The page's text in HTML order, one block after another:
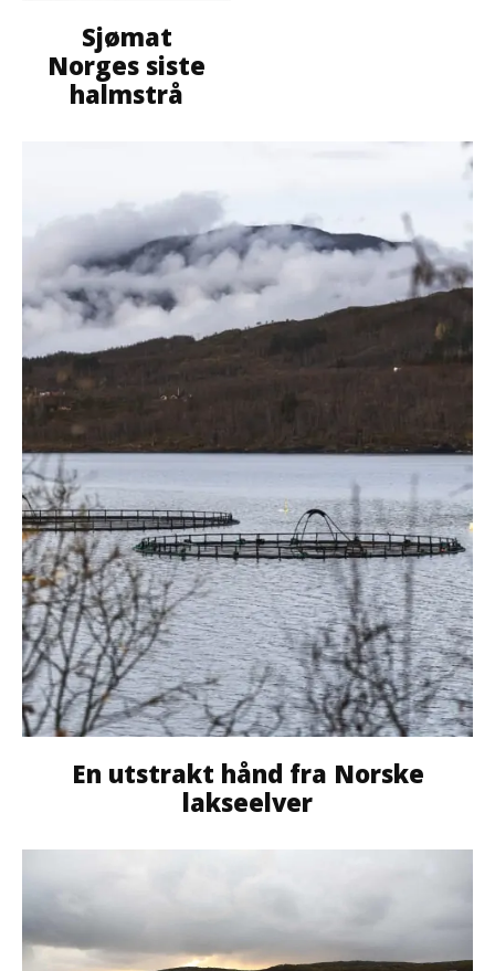
Sjømat
Norges siste
halmstrå
En utstrakt hånd fra Norske
lakseelver